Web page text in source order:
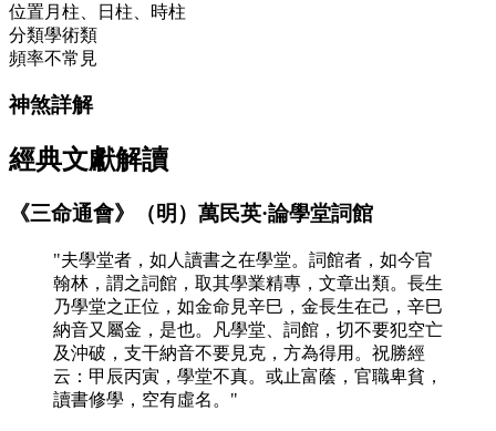
位置 月柱、日柱、時柱
分類學術類
頻率不常見
神煞詳解
經典文獻解讀
《三命通會》（明）萬民英·論學堂詞館
"夫學堂者，如人讀書之在學堂。詞館者，如今官
翰林，謂之詞館，取其學業精專，文章出類。長生
乃學堂之正位，如金命見辛巳，金長生在己，辛巳
納音又屬金，是也。凡學堂、詞館，切不要犯空亡
及沖破，支干納音不要見克，方為得用。祝勝經
云：甲辰丙寅，學堂不真。或止富蔭，官職卑貧，
讀書修學，空有虛名。"